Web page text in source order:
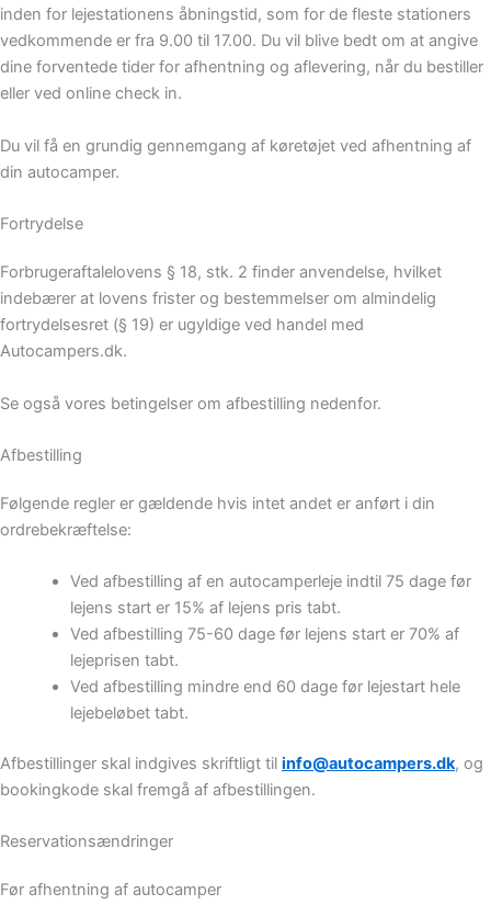
inden for lejestationens åbningstid, som for de fleste stationers
vedkommende er fra 9.00 til 17.00. Du vil blive bedt om at angive
dine forventede tider for afhentning og aflevering, når du bestiller
eller ved online check in.
Du vil få en grundig gennemgang af køretøjet ved afhentning af
din autocamper.
Fortrydelse
Forbrugeraftalelovens § 18, stk. 2 finder anvendelse, hvilket
indebærer at lovens frister og bestemmelser om almindelig
fortrydelsesret (§ 19) er ugyldige ved handel med
Autocampers.dk.
Se også vores betingelser om afbestilling nedenfor.
Afbestilling
Følgende regler er gældende hvis intet andet er anført i din
ordrebekræftelse:
Ved afbestilling af en autocamperleje indtil 75 dage før
lejens start er 15% af lejens pris tabt.
Ved afbestilling 75-60 dage før lejens start er 70% af
lejeprisen tabt.
Ved afbestilling mindre end 60 dage før lejestart hele
lejebeløbet tabt.
Afbestillinger skal indgives skriftligt til info@autocampers.dk, og
bookingkode skal fremgå af afbestillingen.
Reservationsændringer
Før afhentning af autocamper